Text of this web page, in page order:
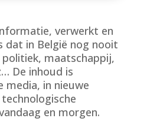
verwerkt en
dat in België nog nooit
politiek, maatschappij,
De inhoud is
media, in nieuwe
en morgen.